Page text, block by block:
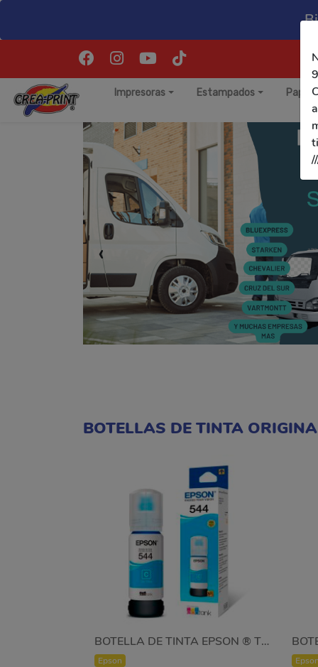
Impresoras Estampados
‹
BOTELLAS DE TINTA
BOTELLA DE TINTA EPSON ® T544 CIAN T544220
Epson